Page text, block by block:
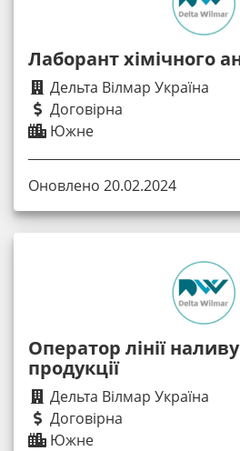
Лаборант хімічного
Дельта Вілмар Україна
Договірна
Южне
Оновлено 20.02.2024
Оператор лінії
продукції
Дельта Вілмар Україна
Договірна
Южне